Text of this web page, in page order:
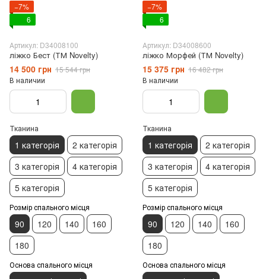
−7%
6
Артикул: D34008100
ліжко Бест (ТМ Novelty)
14 500 грн 15 544 грн
В наличии
Тканина
1 категорія
2 категорія
3 категорія
4 категорія
5 категорія
Розмір спального місця
90 120 140
160
180
Основа спального місця
−7%
6
Артикул: D34008600
ліжко Морфей (ТМ Novelty)
15 375 грн 16 482 грн
В наличии
Тканина
1 категорія
2 категорія
3 категорія
4 категорія
5 категорія
Розмір спального місця
90 120 140
160
180
Основа спального місця